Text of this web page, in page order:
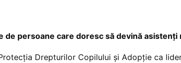
persoane care doresc să devină asistenți
Drepturilor Copilului și Adopție ca